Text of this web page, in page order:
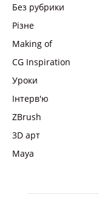
Без рубрики
Різне
Making of
CG Inspiration
Уроки
Інтерв'ю
ZBrush
3D арт
Maya